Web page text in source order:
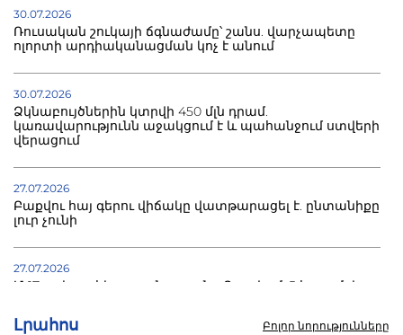
Լրահոս Բոլոր նորությունները
30.07.2026
Ռուսական շուկայի ճգնաժամը՝ շանս. վարչապետը
ոլորտի արդիականացման կոչ է անում
30.07.2026
Ձկնաբույծներին կտրվի 450 մլն դրամ.
կառավարությունն աջակցում է և պահանջում ստվերի
վերացում
27.07.2026
Բաքվու հայ գերու վիճակը վատթարացել է. ընտանիքը
լուր չունի
27.07.2026
Մ-17 աշխարհի առաջնությունը Բաքվում. 5 հայ ըմբիշ